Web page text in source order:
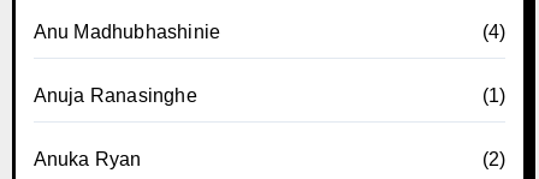
Anu Madhubhashinie (4)
Anuja Ranasinghe (1)
Anuka Ryan (2)